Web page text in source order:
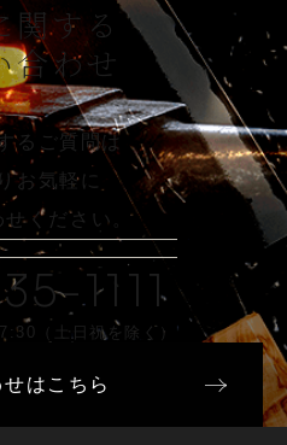
関する
合わせ
るご質問は
お気軽に
せください。
1111
（土日祝を除く）
はこちら